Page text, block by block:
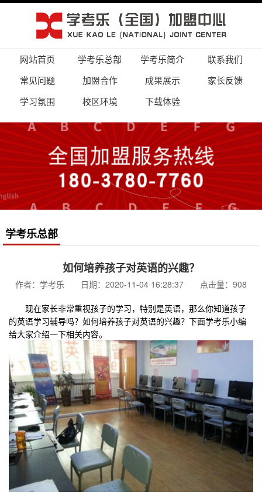
网站首页 学考乐总部 学考乐简介
联系我们
常见问题
加盟合作 成果展示
家长反馈
学习氛围
校区环境 下载体验
学考乐总部
如何培养孩子对英语的兴趣？
作者：学考乐 日期：2020-11-04 16:28:37 点击量：908
现在家长非常重视孩子的学习，特别是英语，那么你知道孩子
的英语学习辅导吗？如何培养孩子对英语的兴趣？下面学考乐小编
给大家介绍一下相关内容。